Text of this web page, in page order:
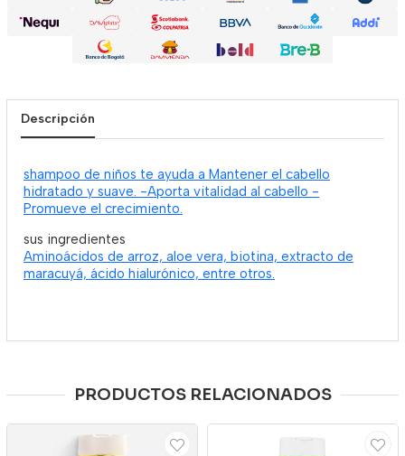
Descripción
shampoo de niños te ayuda a Mantener el cabello
hidratado y suave. -Aporta vitalidad al cabello -
Promueve el crecimiento.
sus ingredientes
Aminoácidos de arroz, aloe vera, biotina, extracto de
maracuyá, ácido hialurónico, entre otros.
PRODUCTOS RELACIONADOS